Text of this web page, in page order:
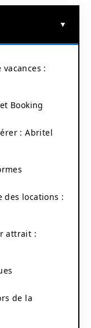
:
Booking
: Abritel
des locations :
attrait :
de la